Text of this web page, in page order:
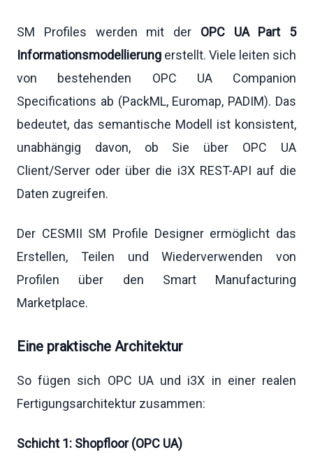
SM Profiles werden mit der OPC UA Part 5
Informationsmodellierung erstellt. Viele leiten sich
von bestehenden OPC UA Companion
Specifications ab (PackML, Euromap, PADIM). Das
bedeutet, das semantische Modell ist konsistent,
unabhängig davon, ob Sie über OPC UA
Client/Server oder über die i3X REST-API auf die
Daten zugreifen.
Der CESMII SM Profile Designer ermöglicht das
Erstellen, Teilen und Wiederverwenden von
Profilen über den Smart Manufacturing
Marketplace.
Eine praktische Architektur
So fügen sich OPC UA und i3X in einer realen
Fertigungsarchitektur zusammen:
Schicht 1: Shopfloor (OPC UA)